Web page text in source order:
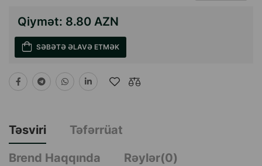
Qiymət: 8.80 AZN
SƏBƏTƏ ƏLAVƏ ETMƏK
Təsviri
Təfərrüat
Brend Haqqında
Rəylər(0)